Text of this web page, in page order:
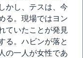
かし、テスは、今
る。現場ではヨン
ていたことが発見
る。ハビンが落と
の一人が女性であ